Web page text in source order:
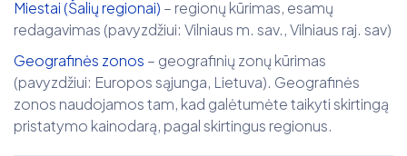
Miestai (Šalių regionai) – regionų kūrimas, esamų
redagavimas (pavyzdžiui: Vilniaus m. sav., Vilniaus raj. sav)
Geografinės zonos – geografinių zonų kūrimas
(pavyzdžiui: Europos sąjunga, Lietuva). Geografinės
zonos naudojamos tam, kad galėtumėte taikyti skirtingą
pristatymo kainodarą, pagal skirtingus regionus.